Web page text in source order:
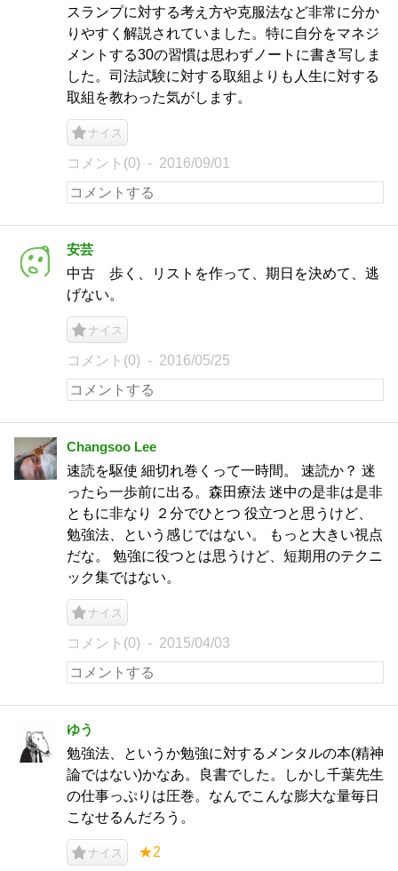
スランプに対する考え方や克服法など非常に分か
りやすく解説されていました。特に自分をマネジ
メントする30の習慣は思わずノートに書き写しま
した。司法試験に対する取組よりも人生に対する
取組を教わった気がします。
ナイス
コメント(0) 2016/09/01
安芸
中古 歩く、リストを作って、期日を決めて、逃
げない。
ナイス
コメント(0) 2016/05/25
Changsoo Lee
速読を駆使 細切れ巻くって一時間。 速読か？ 迷
ったら一歩前に出る。森田療法 迷中の是非は是非
ともに非なり ２分でひとつ 役立つと思うけど、
勉強法、という感じではない。 もっと大きい視点
だな。 勉強に役つとは思うけど、短期用のテクニ
ック集ではない。
ナイス
コメント(0) 2015/04/03
ゆう
勉強法、というか勉強に対するメンタルの本(精神
論ではない)かなあ。良書でした。しかし千葉先生
の仕事っぷりは圧巻。なんでこんな膨大な量毎日
こなせるんだろう。
ナイス ★2